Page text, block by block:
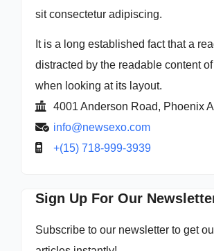
sit consectetur adipiscing.
It is a long established fact that a
distracted by the readable content
when looking at its layout.
4001 Anderson Road, Phoenix
info@newsexo.com
+(15) 718-999-3939
Sign Up For Our
Subscribe to our newsletter to get